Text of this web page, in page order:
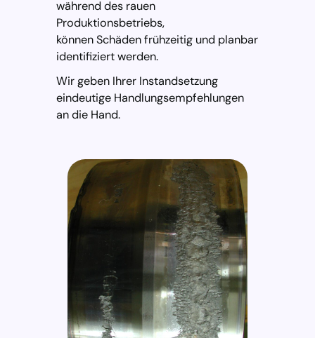
während des rauen
Produktionsbetriebs,
können Schäden frühzeitig und planbar
identifiziert werden.
Wir geben Ihrer Instandsetzung
eindeutige Handlungsempfehlungen
an die Hand.